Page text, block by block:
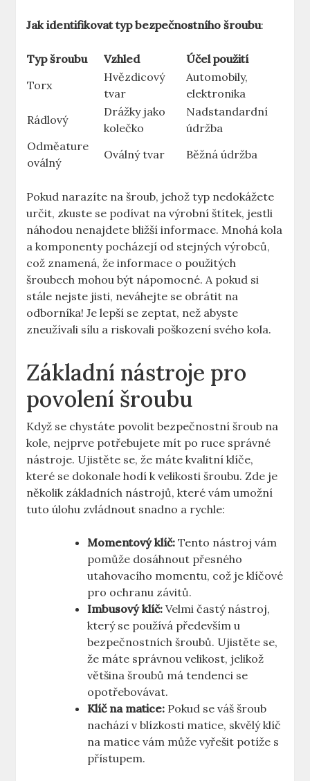
Jak identifikovat typ bezpečnostního šroubu:
Typ⁣ šroubu Vzhled
Účel použití
Torx
Hvězdicový
‌tvar
Automobily,
elektronika
Rádlový
Drážky⁢ jako
kolečko
Nadstandardní
údržba
Odměature ​
oválný
Oválný tvar Běžná údržba
Pokud ‌narazíte na šroub, jehož ⁤typ nedokážete
určit, zkuste se podívat ⁢na výrobní štítek, jestli
náhodou nenajdete bližší ⁢informace. Mnohá kola
a komponenty pocházejí od‍ stejných výrobců, ​
což znamená, že informace o ​použitých
šroubech⁣ mohou být​ nápomocné. A pokud si
stále nejste jisti, neváhejte se obrátit ‌na⁤
odborníka! Je ⁢lepší se zeptat, než abyste
zneužívali sílu‍ a riskovali ‍poškození svého kola.
Základní nástroje pro
povolení šroubu
Když se chystáte povolit bezpečnostní šroub na
kole, nejprve potřebujete ⁢mít⁤ po ruce správné
nástroje. Ujistěte se, že máte kvalitní klíče,⁤
které se dokonale hodí k velikosti⁤ šroubu. Zde je
několik základních nástrojů, které vám umožní
⁣tuto⁣ úlohu zvládnout snadno a rychle:
Momentový klíč: Tento‍ nástroj vám
pomůže dosáhnout přesného
utahovacího‌ momentu, což je ‍klíčové
pro ochranu ⁤závitů.
Imbusový ‍klíč: Velmi častý nástroj,
který ‌se používá především u
bezpečnostních šroubů. Ujistěte se,
že máte správnou velikost, jelikož
⁢většina šroubů​ má tendenci se
opotřebovávat.
Klíč ⁣na matice: Pokud se váš šroub
nachází v blízkosti matice, skvělý klíč
‍na matice vám může vyřešit potíže s
přístupem.